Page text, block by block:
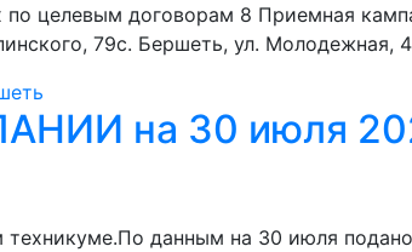
по целевым договорам 8 Приемная
79с. Бершеть, ул. Молодежная,
на 30 июля
данным на 30 июля